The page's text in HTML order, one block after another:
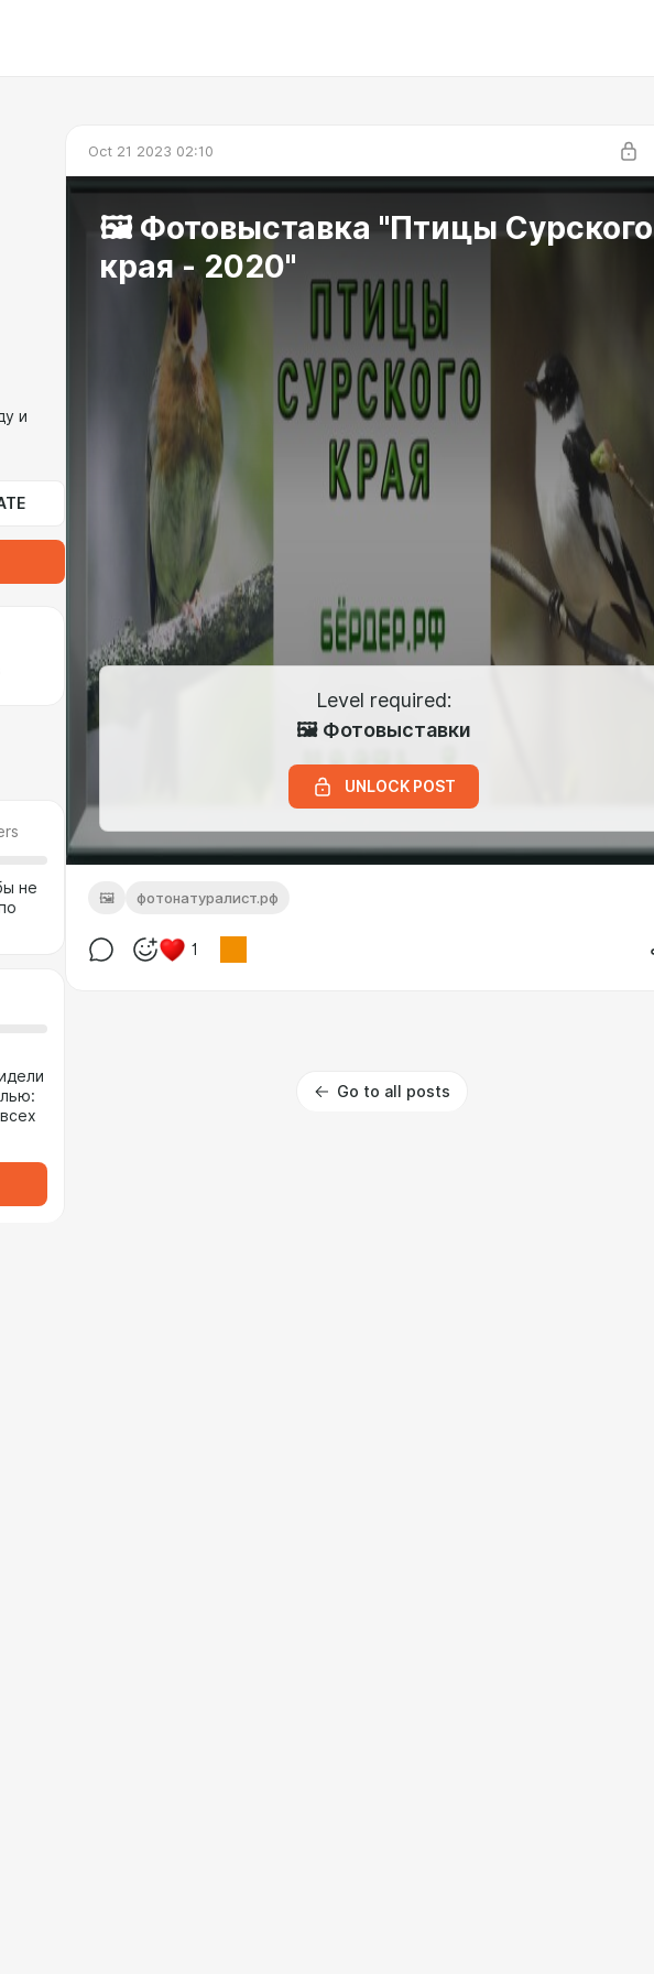
и
не
Oct 21 2023 02:10
🖼️ Фотовыставка "Птицы Сурского
края - 2020"
Level required:
🖼️ Фотовыставки
UNLOCK POST
🖼️ фотонатуралист.рф
1
Go to all posts